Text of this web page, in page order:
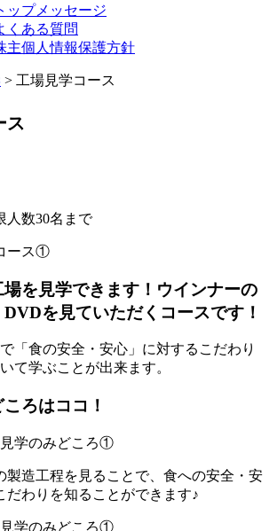
ップメッセージ
くある質問
主個人情報保護方針
> 工場見学コース
ス
人数30名まで
を見学できます！ウインナーの
を見ていただくコースです！
「食の安全・安心」に対するこだわり
て学ぶことが出来ます。
ろはココ！
製造工程を見ることで、食への安全・安
だわりを知ることができます♪